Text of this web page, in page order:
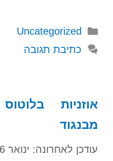
קטגוריות
Uncategorized
כתיבת תגובה
אוזניות
מבנגוד
עודכן לאחרונה: ינואר 16, 2022